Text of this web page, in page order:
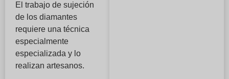
El trabajo de sujeción
de los diamantes
requiere una técnica
especialmente
especializada y lo
realizan artesanos.